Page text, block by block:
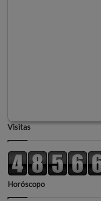
Visitas
Horóscopo